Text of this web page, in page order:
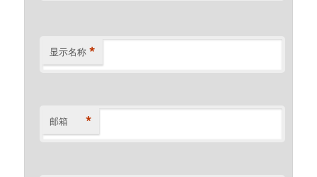
显示名称 *
邮箱 *